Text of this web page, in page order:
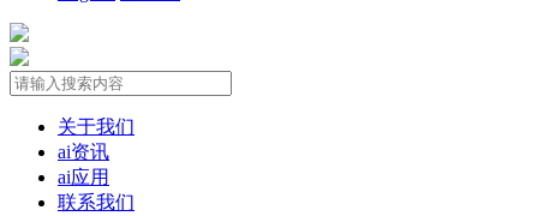
关于我们
ai资讯
ai应用
联系我们